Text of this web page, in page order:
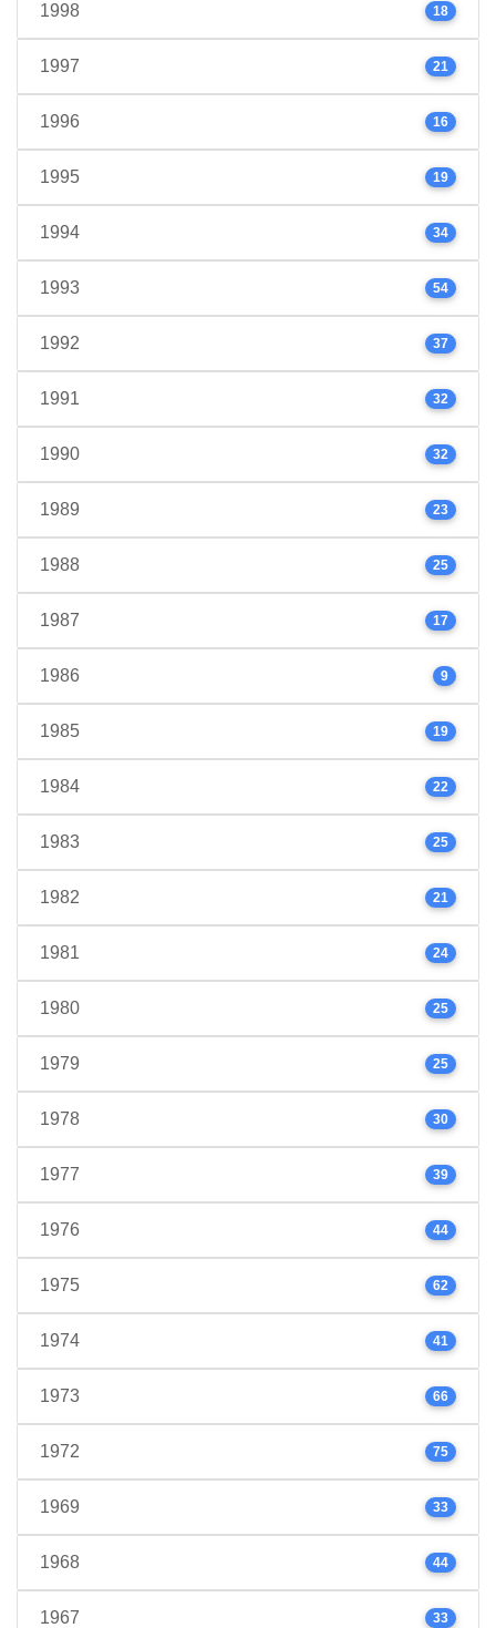
1998 18
1997 21
1996 16
1995 19
1994 34
1993 54
1992 37
1991 32
1990 32
1989 23
1988 25
1987 17
1986 9
1985 19
1984 22
1983 25
1982 21
1981 24
1980 25
1979 25
1978 30
1977 39
1976 44
1975 62
1974 41
1973 66
1972 75
1969 33
1968 44
1967 33